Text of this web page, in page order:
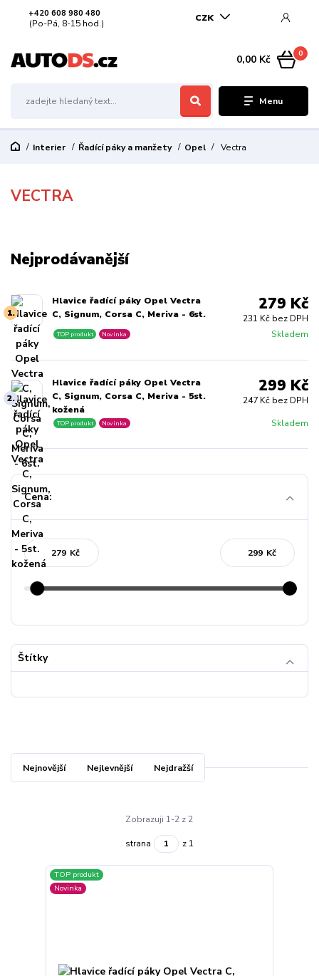
Menu
CZK
+420 608 980 480
(Po-Pá, 8-15 hod.)
0
0,00 Kč
Interier Řadící páky a manžety Opel Vectra
VECTRA
Nejprodávanější
1.
Hlavice řadící páky Opel Vectra
C, Signum, Corsa C, Meriva - 6st.
Skladem
TOP produkt Novinka
279 Kč
231 Kč bez DPH
2.
Hlavice řadící páky Opel Vectra
C, Signum, Corsa C, Meriva - 5st.
kožená
Skladem
TOP produkt Novinka
299 Kč
247 Kč bez DPH
Cena:
Kč Kč
Štítky
Nejnovější Nejlevnější Nejdražší
Zobrazuji 1-2 z 2
strana z 1
TOP produkt
Novinka